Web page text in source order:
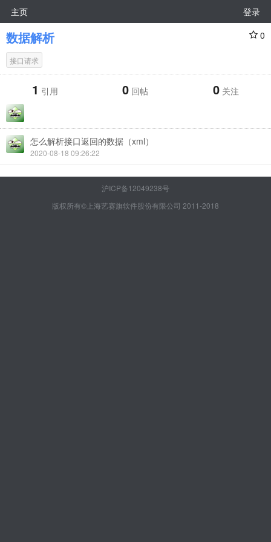
主页 登录
数据解析 0
接口请求
1 引用 0 回帖 0 关注
怎么解析接口返回的数据（xml）
2020-08-18 09:26:22
沪ICP备12049238号
版权所有©上海艺赛旗软件股份有限公司 2011-2018